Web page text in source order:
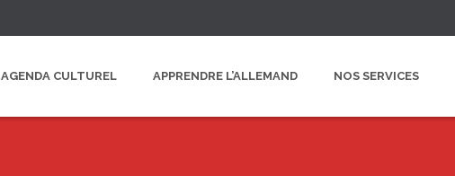
AGENDA CULTUREL APPRENDRE L’ALLEMAND NOS SERVICES